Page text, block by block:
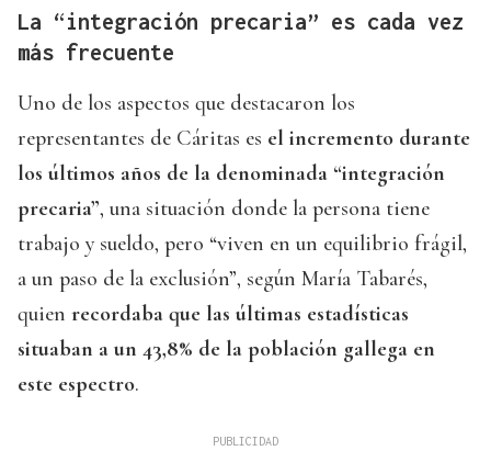
La “integración precaria” es cada vez
más frecuente
Uno de los aspectos que destacaron los
representantes de Cáritas es el incremento durante
los últimos años de la denominada “integración
precaria”, una situación donde la persona tiene
trabajo y sueldo, pero “viven en un equilibrio frágil,
a un paso de la exclusión”, según María Tabarés,
quien recordaba que las últimas estadísticas
situaban a un 43,8% de la población gallega en
este espectro.